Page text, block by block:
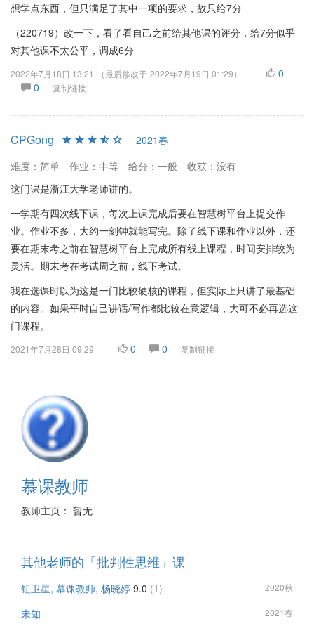
想学点东西，但只满足了其中一项的要求，故只给7分
（220719）改一下，看了看自己之前给其他课的评分，给7分似乎
对其他课不太公平，调成6分
2022年7月18日 13:21 （最后修改于 2022年7月19日 01:29）
0
0
复制链接
CPGong
2021春
难度：简单
作业：中等 给分：一般
收获：没有
这门课是浙江大学老师讲的。
一学期有四次线下课，每次上课完成后要在智慧树平台上提交作
业。作业不多，大约一刻钟就能写完。除了线下课和作业以外，还
要在期末考之前在智慧树平台上完成所有线上课程，时间安排较为
灵活。期末考在考试周之前，线下考试。
我在选课时以为这是一门比较硬核的课程，但实际上只讲了最基础
的内容。如果平时自己讲话/写作都比较在意逻辑，大可不必再选这
门课程。
2021年7月28日 09:29 0 0 复制链接
慕课教师
教师主页： 暂无
其他老师的「批判性思维」课
钮卫星, 慕课教师, 杨晓婷 9.0 (1) 2020秋
未知 2021春